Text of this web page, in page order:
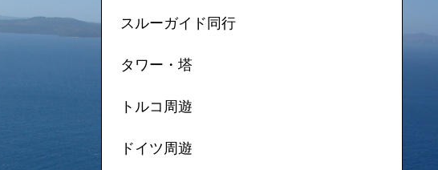
スルーガイド同行
タワー・塔
トルコ周遊
ドイツ周遊